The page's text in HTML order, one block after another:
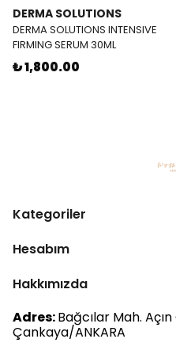
DERMA SOLUTIONS
DERMA SOLUTIONS INTENSIVE
FIRMING SERUM 30ML
₺ 1,800.00
Kategoriler
Hesabım
Hakkımızda
Adres:Bağcılar Mah.
Çankaya/ANKARA